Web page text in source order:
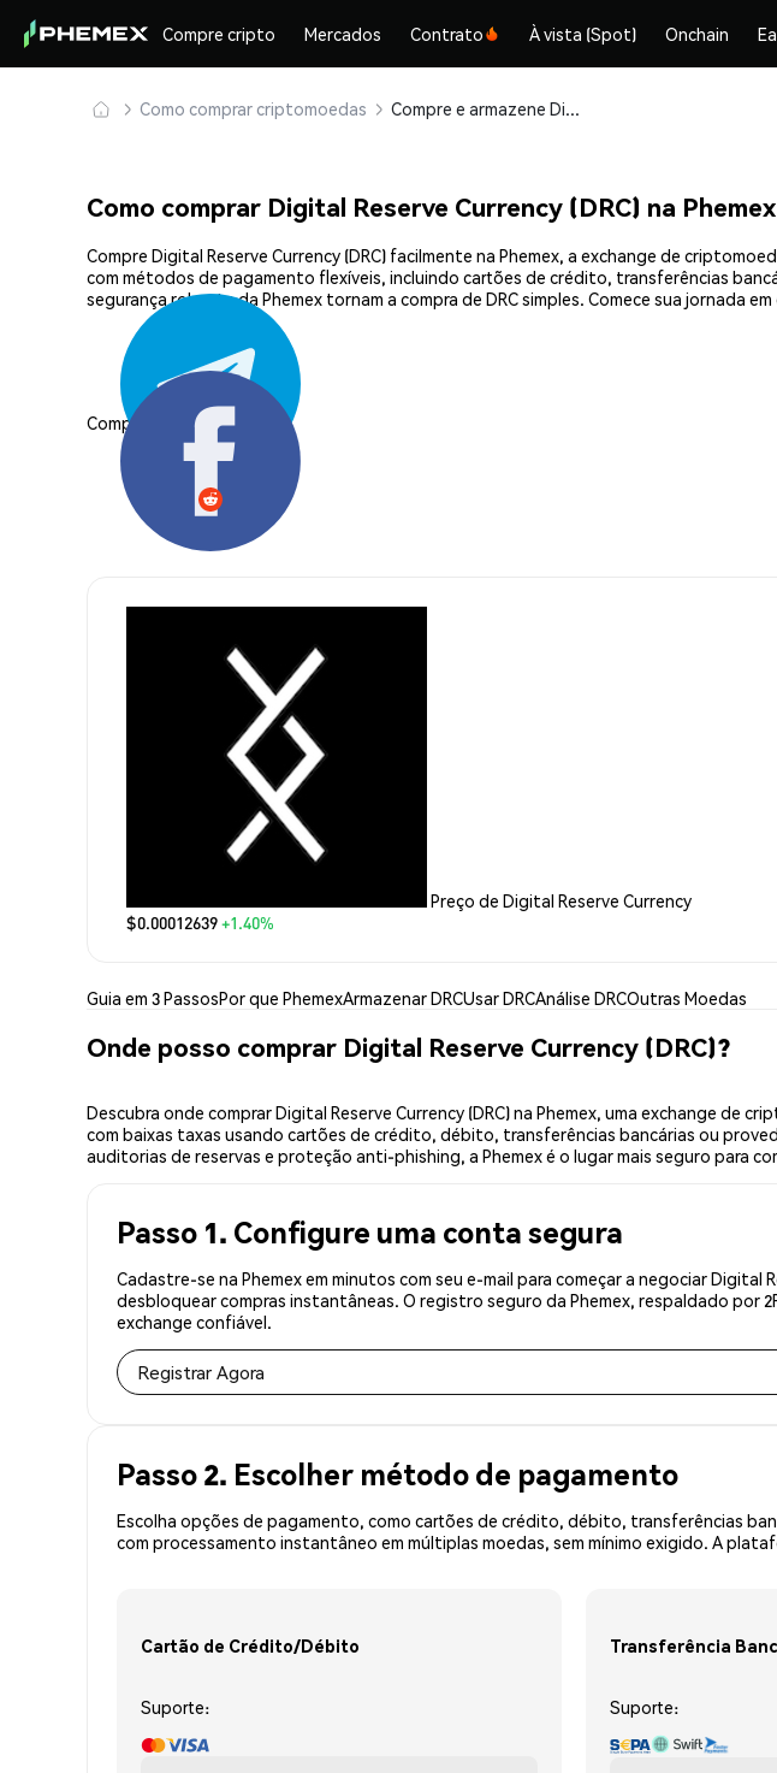
Compre cripto Mercados Contrato À vista (Spot) Onchain
Como comprar criptomoedas Compre e armazene Digital Reserve Currency (DRC) com segurança
Como comprar Digital Reserve Currency (DRC) na Phemex
Compre Digital Reserve Currency (DRC) facilmente na Phemex, a exchange de
com métodos de pagamento flexíveis, incluindo cartões de crédito, transferências
segurança robusta da Phemex tornam a compra de DRC simples. Comece sua jornada
Compartilhar:
Preço de Digital Reserve Currency
$0.00012639+1.40%
Guia em 3 PassosPor que PhemexArmazenar DRCUsar DRCAnálise DRCOutras Moedas
Onde posso comprar Digital Reserve Currency (DRC)?
Descubra onde comprar Digital Reserve Currency (DRC) na Phemex, uma exchange de
com baixas taxas usando cartões de crédito, débito, transferências bancárias ou
auditorias de reservas e proteção anti-phishing, a Phemex é o lugar mais seguro para
Passo 1. Configure uma conta segura
Cadastre-se na Phemex em minutos com seu e-mail para começar a negociar
desbloquear compras instantâneas. O registro seguro da Phemex, respaldado por
exchange confiável.
Registrar Agora
Passo 2. Escolher método de pagamento
Escolha opções de pagamento, como cartões de crédito, débito, transferências
com processamento instantâneo em múltiplas moedas, sem mínimo exigido. A
Cartão de Crédito/Débito
Suporte:
Transferência
Suporte: